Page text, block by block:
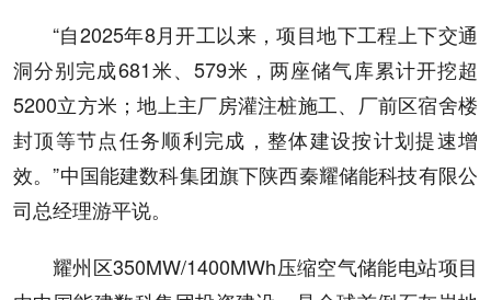
“自2025年8月开工以来，项目地下工程上下交通
洞分别完成681米、579米，两座储气库累计开挖超
5200立方米；地上主厂房灌注桩施工、厂前区宿舍楼
封顶等节点任务顺利完成，整体建设按计划提速增
效。”中国能建数科集团旗下陕西秦耀储能科技有限公
司总经理游平说。
耀州区350MW/1400MWh压缩空气储能电站项目